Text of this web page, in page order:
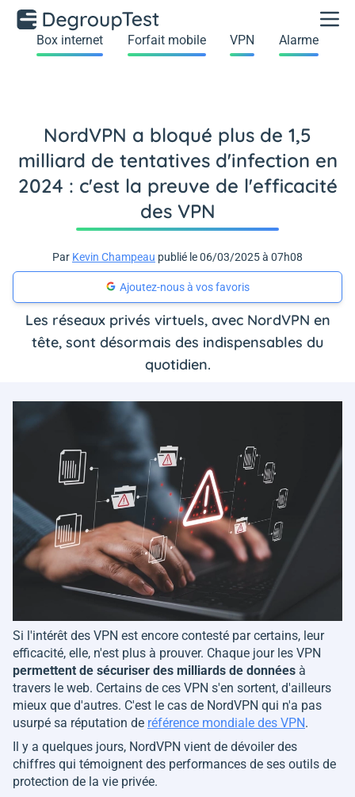
Box internet Forfait mobile VPN Alarme
NordVPN a bloqué plus de 1,5
milliard de tentatives d'infection en
2024 : c'est la preuve de l'efficacité
des VPN
Par Kevin Champeau publié le 06/03/2025 à 07h08
Ajoutez-nous à vos favoris
Les réseaux privés virtuels, avec NordVPN en
tête, sont désormais des indispensables du
quotidien.
Si l'intérêt des VPN est encore contesté par certains, leur
efficacité, elle, n'est plus à prouver. Chaque jour les VPN
permettent de sécuriser des milliards de données à
travers le web. Certains de ces VPN s'en sortent, d'ailleurs
mieux que d'autres. C'est le cas de NordVPN qui n'a pas
usurpé sa réputation de référence mondiale des VPN.
Il y a quelques jours, NordVPN vient de dévoiler des
chiffres qui témoignent des performances de ses outils de
protection de la vie privée.